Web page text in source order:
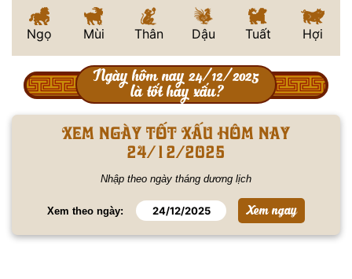
Ngọ Mùi Thân Dậu Tuất Hợi
Ngày hôm nay 24/12/2025
là tốt hay xấu?
Xem ngày tốt xấu hôm nay
24/12/2025
Nhập theo ngày tháng dương lịch
Xem theo ngày: